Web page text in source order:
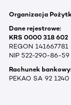
Organizacja
Dane rejestrowe:
KRS 0000 318 602
REGON 141667781
NIP 522-290-86-59
Rachunek
PEKAO SA 92